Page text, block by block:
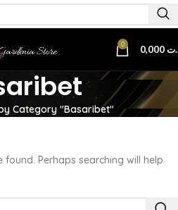
0
Category "Basaribet"
Perhaps searching will help